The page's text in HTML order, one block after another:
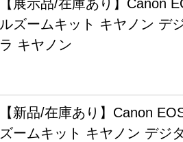
【展示品/在庫あり】Canon
ルズームキット キヤノン デ
ラ キヤノン
【新品/在庫あり】Canon
ズームキット キヤノン デジ